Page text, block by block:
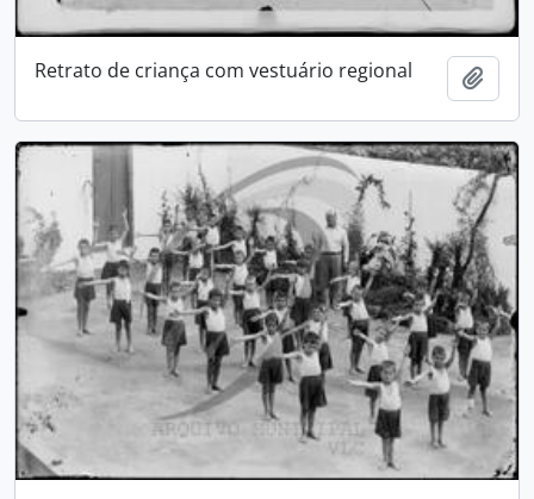
Retrato de criança com vestuário regional